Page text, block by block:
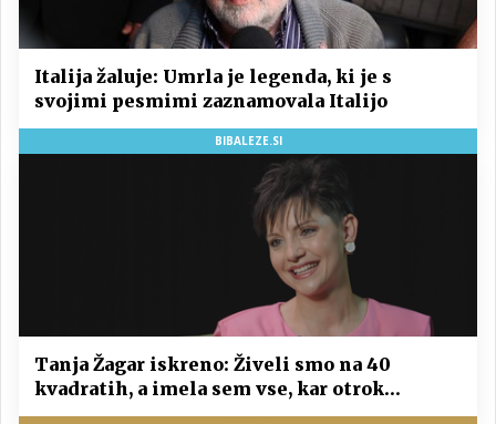
Italija žaluje: Umrla je legenda, ki je s
svojimi pesmimi zaznamovala Italijo
BIBALEZE.SI
Tanja Žagar iskreno: Živeli smo na 40
kvadratih, a imela sem vse, kar otrok
potrebuje